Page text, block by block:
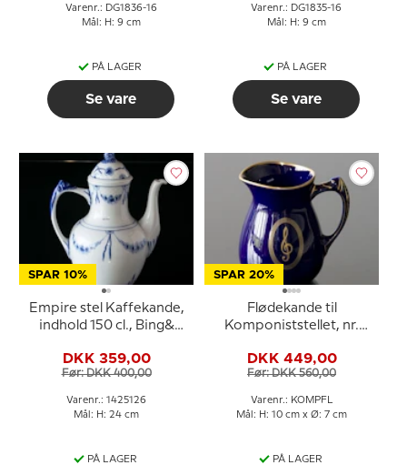
Varenr.: DG1836-16
Mål: H: 9 cm
PÅ LAGER
Se vare
Varenr.: DG1835-16
Mål: H: 9 cm
PÅ LAGER
Se vare
SPAR 10%
Empire stel Kaffekande,
indhold 150 cl., Bing&
DKK 359,00
Før: DKK 400,00
Varenr.: 1425126
Mål: H: 24 cm
PÅ LAGER
SPAR 20%
Flødekande til
Komponiststellet, nr.
Grøndahl
DKK 449,00
Før: DKK 560,00
Varenr.: KOMPFL
Mål: H: 10 cm x Ø: 7 cm
PÅ LAGER